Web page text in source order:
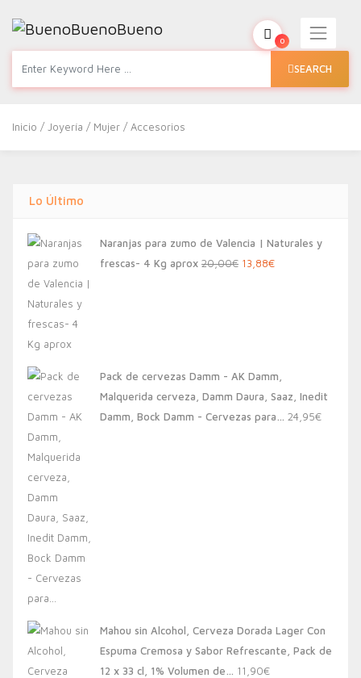
SEARCH
0
Inicio / Joyería / Mujer / Accesorios
Lo Último
Naranjas para zumo de Valencia | Naturales y
frescas- 4 Kg aprox 20,00€ El
13,88€El
Pack de cervezas Damm - AK Damm,
Malquerida cerveza, Damm Daura, Saaz, Inedit
Damm, Bock Damm - Cervezas para… 24,95€
Mahou sin Alcohol, Cerveza Dorada Lager Con
Espuma Cremosa y Sabor Refrescante, Pack de
12 x 33 cl, 1% Volumen de… 11,90€